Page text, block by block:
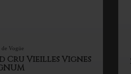
de Vogüe
Cru Vieilles Vignes